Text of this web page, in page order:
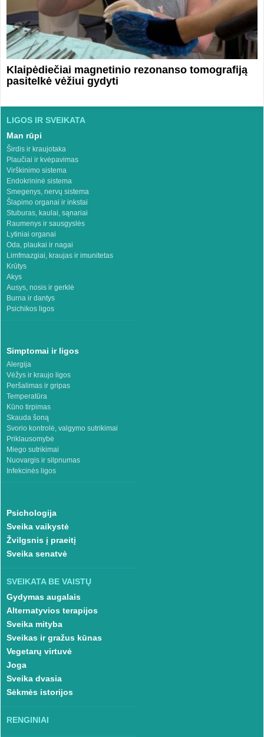
Klaipėdiečiai magnetinio rezonanso tomografiją
pasitelkė vėžiui gydyti
LIGOS IR SVEIKATA
Man rūpi
Širdis ir kraujotaka
Plaučiai ir kvėpavimas
Virškinimo sistema
Endokrininė sistema
Smegenys, nervų sistema
Šlapimo organai ir inkstai
Stuburas, kaulai, sąnariai
Raumenys ir sausgyslės
Lytiniai organai
Oda, plaukai ir nagai
Limfmazgiai, kraujas ir imunitetas
Krūtys
Akys
Ausys, nosis ir gerklė
Burna ir dantys
Psichikos ligos
Simptomai ir ligos
Alergija
Vėžys ir kraujo ligos
Peršalimas ir gripas
Temperatūra
Kūno tirpimas
Skauda šoną
Svorio kontrolė, valgymo sutrikimai
Priklausomybė
Miego sutrikimai
Nuovargis ir silpnumas
Infekcinės ligos
Psichologija
Sveika vaikystė
Žvilgsnis į praeitį
Sveika senatvė
SVEIKATA BE VAISTŲ
Gydymas augalais
Alternatyvios terapijos
Sveika mityba
Sveikas ir gražus kūnas
Vegetarų virtuvė
Joga
Sveika dvasia
Sėkmės istorijos
RENGINIAI